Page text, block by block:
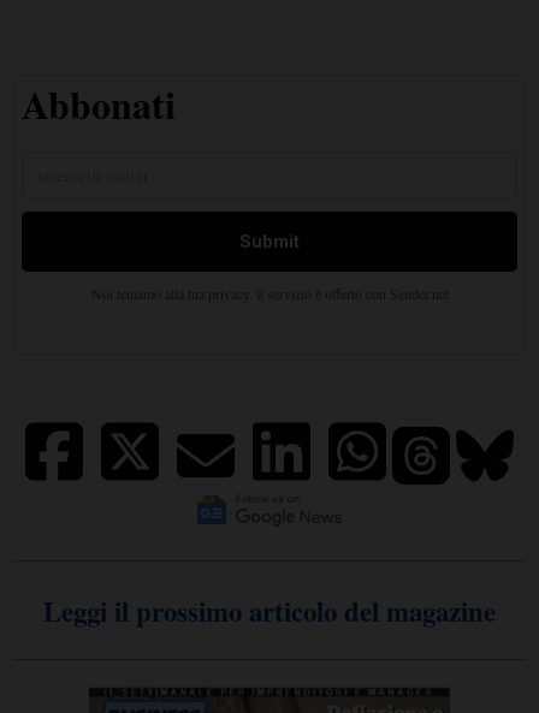
Leggi il prossimo articolo del magazine